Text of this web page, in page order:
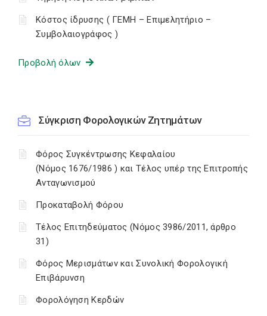
Κόστος ίδρυσης ( ΓΕΜΗ – Επιμελητήριο –
Συμβολαιογράφος )
Προβολή όλων
Σύγκριση Φορολογικών Ζητημάτων
Φόρος Συγκέντρωσης Κεφαλαίου
(Νόμος 1676/1986 ) και Τέλος υπέρ της Επιτροπής
Ανταγωνισμού
Προκαταβολή Φόρου
Τέλος Επιτηδεύματος (Νόμος 3986/2011, άρθρο
31)
Φόρος Μερισμάτων και Συνολική Φορολογική
Επιβάρυνση
Φορολόγηση Κερδών